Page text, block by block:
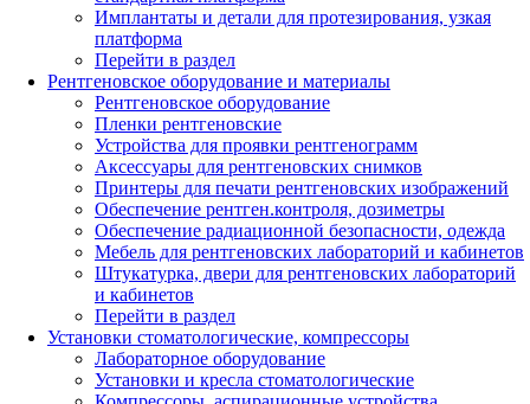
Имплантаты и детали для протезирования, узкая
платформа
Перейти в раздел
Рентгеновское оборудование и материалы
Рентгеновское оборудование
Пленки рентгеновские
Устройства для проявки рентгенограмм
Аксессуары для рентгеновских снимков
Принтеры для печати рентгеновских изображений
Обеспечение рентген.контроля, дозиметры
Обеспечение радиационной безопасности, одежда
Мебель для рентгеновских лабораторий и кабинетов
Штукатурка, двери для рентгеновских лабораторий
и кабинетов
Перейти в раздел
Установки стоматологические, компрессоры
Лабораторное оборудование
Установки и кресла стоматологические